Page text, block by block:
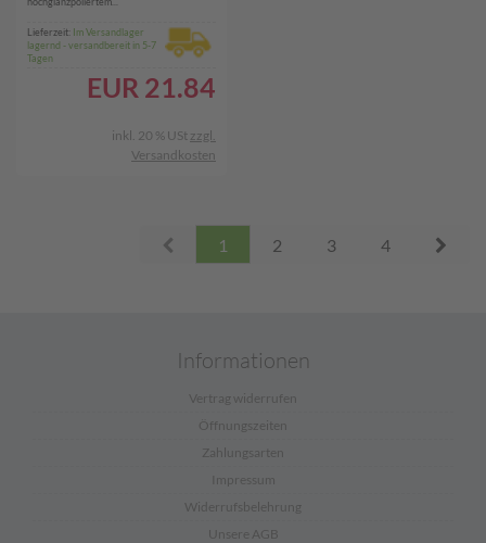
Lieferzeit: Im Versandlager
lagernd - versandbereit in 5-7
Tagen
EUR 21.84
inkl. 20 % USt zzgl.
Versandkosten
1 2 3 4
Informationen
Vertrag widerrufen
Öffnungszeiten
Zahlungsarten
Impressum
Widerrufsbelehrung
Unsere AGB